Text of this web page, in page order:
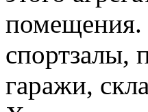
помещения.
спортзалы,
гаражи,